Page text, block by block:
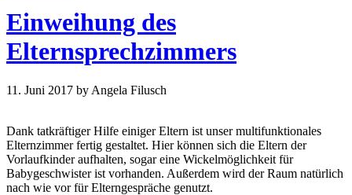
Einweihung des
Elternsprechzimmers
11. Juni 2017 by Angela Filusch
Dank tatkräftiger Hilfe einiger Eltern ist unser multifunktionales
Elternzimmer fertig gestaltet. Hier können sich die Eltern der
Vorlaufkinder aufhalten, sogar eine Wickelmöglichkeit für
Babygeschwister ist vorhanden. Außerdem wird der Raum natürlich
nach wie vor für Elterngespräche genutzt.